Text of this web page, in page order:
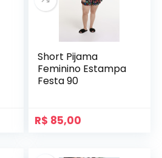
Short Pijama
Feminino Estampa
Festa 90
R$ 85,00